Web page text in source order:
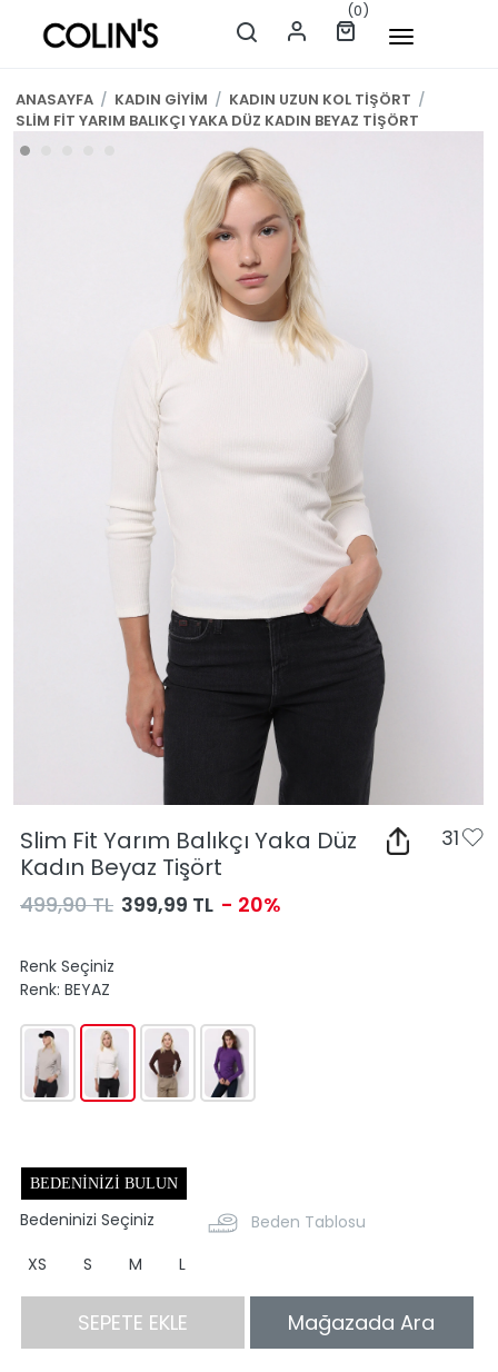
(0)
ANASAYFA / KADIN GİYİM / KADIN UZUN KOL TİŞÖRT /
SLİM FİT YARIM BALIKÇI YAKA DÜZ KADIN BEYAZ TİŞÖRT
Slim Fit Yarım Balıkçı Yaka Düz
Kadın Beyaz Tişört
31
499,90 TL 399,99 TL - 20%
Renk Seçiniz
Renk: BEYAZ
BEDENINIZI BULUN
Bedeninizi Seçiniz
Beden Tablosu
XS
S M L
SEPETE EKLE Mağazada Ara